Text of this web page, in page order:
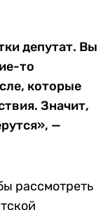
депутат. Вы
то
которые
Значит,
—
рассмотреть